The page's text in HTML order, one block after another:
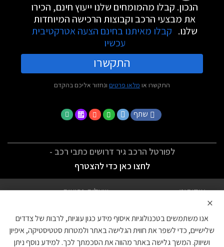
הנכון. קבלו מהמומחים שלנו ייעוץ חינם, הכירו
את מבצעי הרכב וקבוצות הרכישה המיוחדות
שלנו. קבלו מאיתנו בחינם הצעה אטרקטיבית
עכשיו
התקשרו
התקשרו או מלאו פרטים ונחזור אליכם בהקדם
שתף
לפורטל הרכב גיר דרושים כתבי רכב -
לחצו כאן כדי להצטרף
אודותינו
שאלות נפוצות
הצהרת נגישות
צור קשר
×
אנו משתמשים בטכנולוגיות איסוף מידע כגון עוגיות, לרבות של צדדים
שלישיים, כדי לשפר את חווית הגלישה באתר ולמטרות סטטיסטיקה, איפיון
ושיווק. המשך גלישה באתר מהווה את הסכמתך לכך. למידע נוסף ניתן